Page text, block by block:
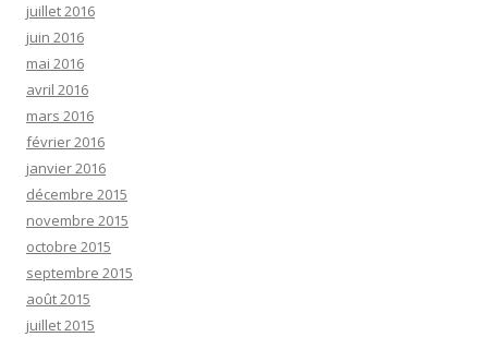
juillet 2016
juin 2016
mai 2016
avril 2016
mars 2016
février 2016
janvier 2016
décembre 2015
novembre 2015
octobre 2015
septembre 2015
août 2015
juillet 2015